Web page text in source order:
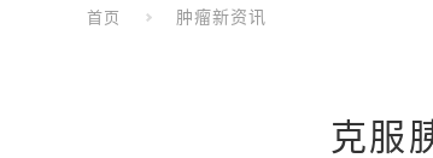
首页 肿瘤新资讯
克服